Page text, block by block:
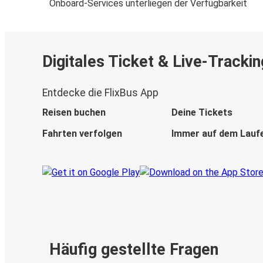
Onboard-Services unterliegen der Verfügbarkeit
Digitales Ticket & Live-
Entdecke die FlixBus App
Reisen buchen
Deine Tickets
Fahrten verfolgen
Immer auf dem
Häufig gestellte Fragen